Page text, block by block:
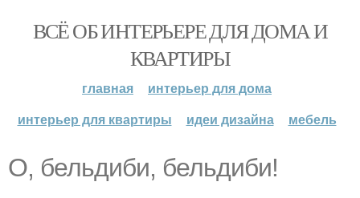
ВСЁ ОБ ИНТЕРЬЕРЕ ДЛЯ ДОМА И
КВАРТИРЫ
главная
интерьер для дома
интерьер для квартиры
идеи дизайна мебель
О, бельдиби, бельдиби!